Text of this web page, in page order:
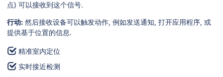
点) 可以接收到这个信号.
行动: 然后接收设备可以触发动作, 例如发送通知, 打开应用程序, 或
提供基于位置的信息.
精准室内定位
实时接近检测